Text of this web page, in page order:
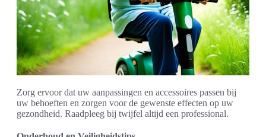
Zorg ervoor dat uw aanpassingen en accessoires passen bij
uw behoeften en zorgen voor de gewenste effecten op uw
gezondheid. Raadpleeg bij twijfel altijd een professional.